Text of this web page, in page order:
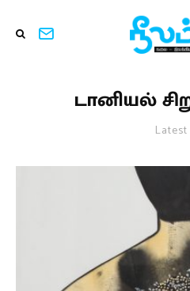
டானியல்
Latest